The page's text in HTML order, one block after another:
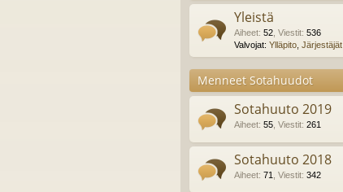
Yleistä
Aiheet: 52 Viestit: 536
Valvojat: Ylläpito Järjestäjät
Menneet Sotahuudot
Sotahuuto 2019
Aiheet: 55 Viestit: 261
Sotahuuto 2018
Aiheet: 71 Viestit: 342